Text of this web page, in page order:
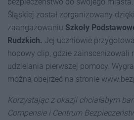
Śląskiej został zorganizowany
zaangażowaniu Szkoły
Rudzkich. Jej uczniowie
hopowy clip, gdzie zainscenizowali
udzielania pierwszej pomocy.
można obejrzeć na stronie
Korzystając z okazji chciałabym
Compensie i Centrum